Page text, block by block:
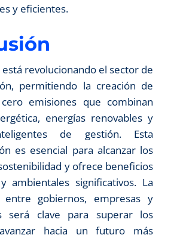
y eficientes.
está revolucionando el sector de
permitiendo la creación de
emisiones que combinan
energías renovables y
de gestión. Esta
es esencial para alcanzar los
y ofrece beneficios
ambientales significativos. La
entre gobiernos, empresas y
será clave para superar los
hacia un futuro más